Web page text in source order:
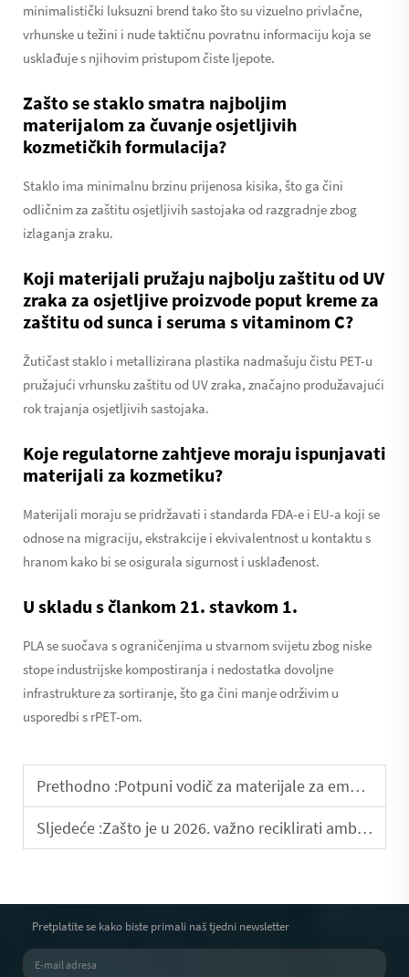
minimalistički luksuzni brend tako što su vizuelno privlačne,
vrhunske u težini i nude taktičnu povratnu informaciju koja se
usklađuje s njihovim pristupom čiste ljepote.
Zašto se staklo smatra najboljim
materijalom za čuvanje osjetljivih
kozmetičkih formulacija?
Staklo ima minimalnu brzinu prijenosa kisika, što ga čini
odličnim za zaštitu osjetljivih sastojaka od razgradnje zbog
izlaganja zraku.
Koji materijali pružaju najbolju zaštitu od UV
zraka za osjetljive proizvode poput kreme za
zaštitu od sunca i seruma s vitaminom C?
Žutičast staklo i metallizirana plastika nadmašuju čistu PET-u
pružajući vrhunsku zaštitu od UV zraka, značajno produžavajući
rok trajanja osjetljivih sastojaka.
Koje regulatorne zahtjeve moraju ispunjavati
materijali za kozmetiku?
Materijali moraju se pridržavati i standarda FDA-e i EU-a koji se
odnose na migraciju, ekstrakcije i ekvivalentnost u kontaktu s
hranom kako bi se osigurala sigurnost i usklađenost.
U skladu s člankom 21. stavkom 1.
PLA se suočava s ograničenjima u stvarnom svijetu zbog niske
stope industrijske kompostiranja i nedostatka dovoljne
infrastrukture za sortiranje, što ga čini manje održivim u
usporedbi s rPET-om.
Prethodno :Potpuni vodič za materijale za emulzijske boce: PET, PP, PETG i još mnogo toga
Sljedeće :Zašto je u 2026. važno reciklirati ambalažu za negu kože?
Pretplatite se kako biste primali naš tjedni newsletter